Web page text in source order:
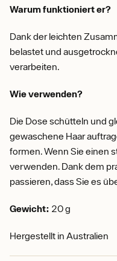
Warum funktioniert er?
Dank der leichten
belastet und
verarbeiten.
Wie verwenden?
Die Dose schütteln und
gewaschene Haar
formen. Wenn Sie einen
verwenden. Dank dem
passieren, dass Sie es
Gewicht: 20 g
Hergestellt in Australien